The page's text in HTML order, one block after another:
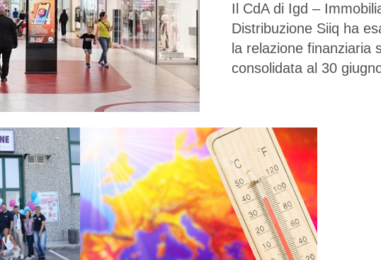
Il CdA di Igd –
Distribuzione Siiq ha
la relazione finanziaria
consolidata al 30